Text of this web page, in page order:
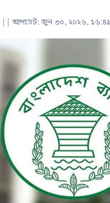
||আপডেট: জুন ৩০, ২০২৬, ১৬:৪৯